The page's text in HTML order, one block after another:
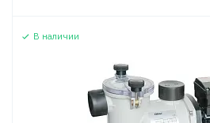
В наличии